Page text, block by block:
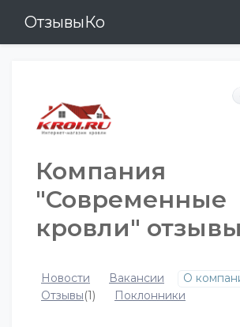
ОтзывыКо
Компания
"Современные
кровли" отзывы
Новости Вакансии
О
Отзывы(1) Поклонники